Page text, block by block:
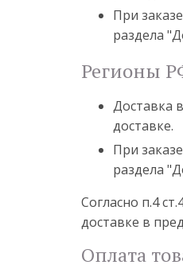
При
раздела
Регионы
Доставка
доставке.
При
раздела
Согласно п.4
доставке в
Оплата